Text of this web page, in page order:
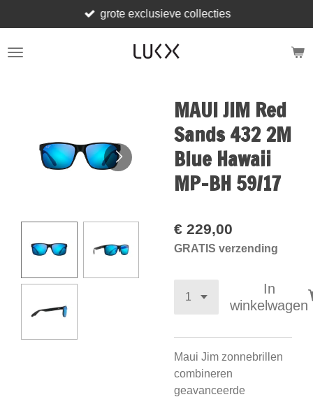
direct
naar
grote exclusieve collecties
MAUI JIM Red
Sands 432 2M
Blue Hawaii
MP-BH 59/17
€ 229,00
GRATIS verzending
In
winkelwagen
Maui Jim zonnebrillen
combineren
geavanceerde